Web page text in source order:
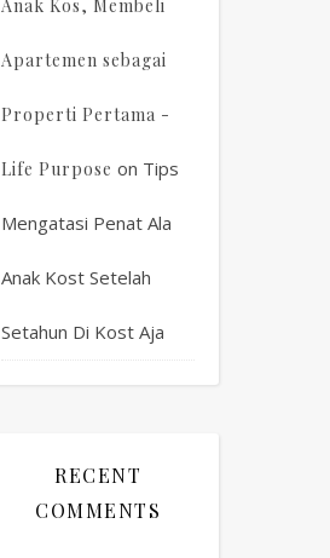
Anak Kos, Membeli
Apartemen sebagai
Properti Pertama -
Life Purpose on Tips
Mengatasi Penat Ala
Anak Kost Setelah
Setahun Di Kost Aja
RECENT
COMMENTS